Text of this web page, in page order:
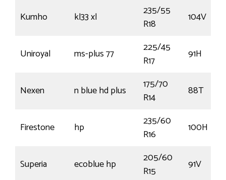
Kumho kl33 xl
235/55
R18
104V
Uniroyal ms-plus 77
225/45
R17
91H
Nexen n blue hd plus
175/70
R14
88T
Firestone hp
235/60
R16
100H
Superia ecoblue hp
205/60
R15
91V